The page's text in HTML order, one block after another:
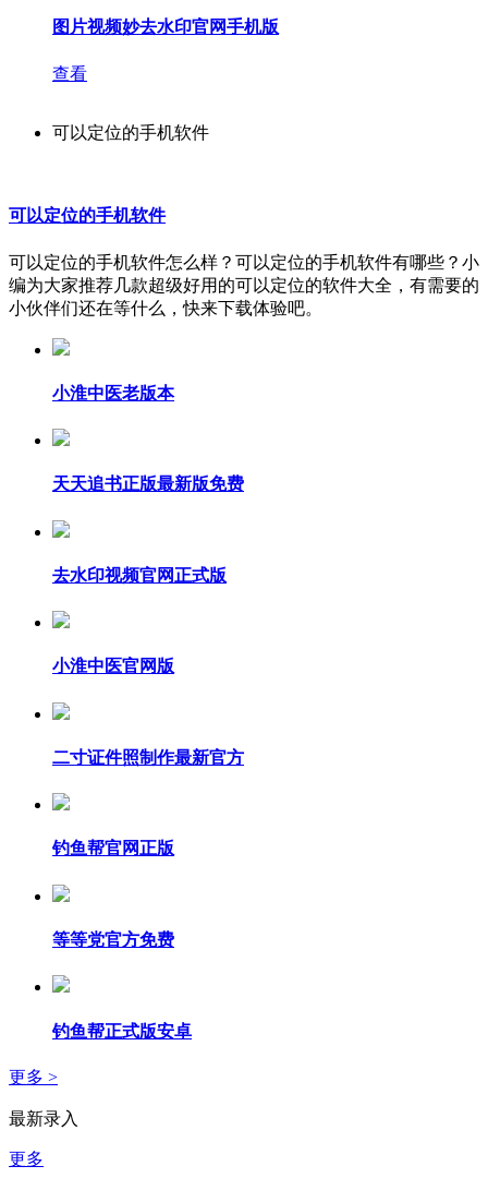
图片视频妙去水印官网手机版
查看
可以定位的手机软件
可以定位的手机软件
可以定位的手机软件怎么样？可以定位的手机软件有哪些？小
编为大家推荐几款超级好用的可以定位的软件大全，有需要的
小伙伴们还在等什么，快来下载体验吧。
小淮中医老版本
天天追书正版最新版免费
去水印视频官网正式版
小淮中医官网版
二寸证件照制作最新官方
钓鱼帮官网正版
等等党官方免费
钓鱼帮正式版安卓
更多 >
最新录入
更多